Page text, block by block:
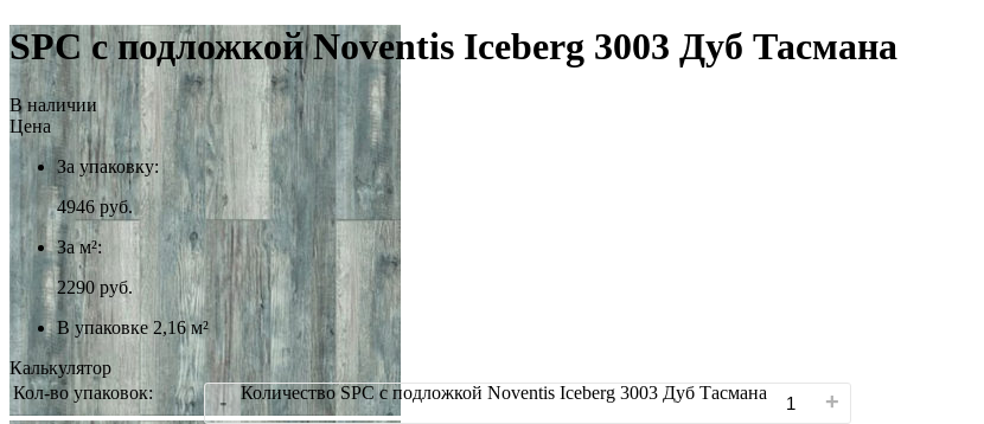
SPC с подложкой Noventis Iceberg 3003 Дуб Тасмана
В наличии
Цена
За упаковку:
4946руб.
За м²:
2290 руб.
В упаковке 2,16 м²
Калькулятор
Кол-во упаковок:
- Количество SPC с подложкой Noventis Iceberg 3003 Дуб Тасмана +